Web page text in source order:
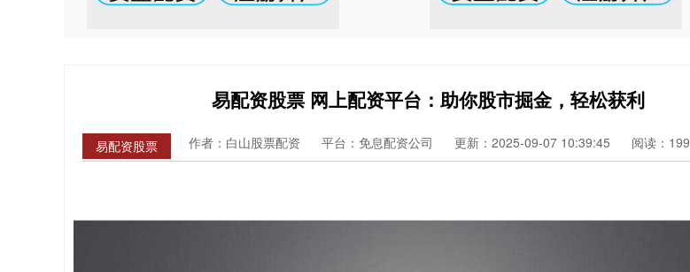
易配资股票 网上配资平台：助你股市掘金，轻松获利
易配资股票 作者：白山股票配资 平台：免息配资公司 更新：2025-09-07 10:39:45 阅读：199